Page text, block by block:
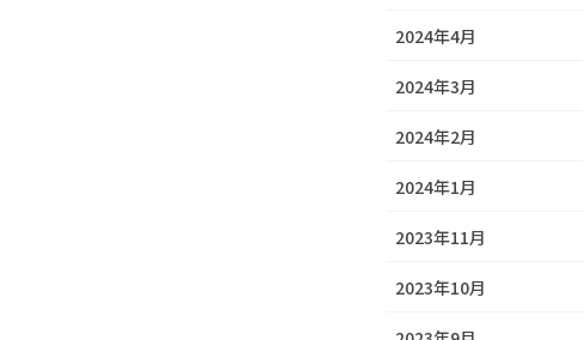
2024年4月
2024年3月
2024年2月
2024年1月
2023年11月
2023年10月